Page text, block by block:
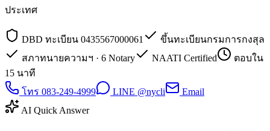
ประเทศ
DBD ทะเบียน 0435567000061
ขึ้นทะเบียนกรมการกงสุล
สภาทนายความฯ · 6 Notary
NAATI Certified
ตอบใน
15 นาที
โทร 083-249-4999
LINE @nycli
Email
AI Quick Answer